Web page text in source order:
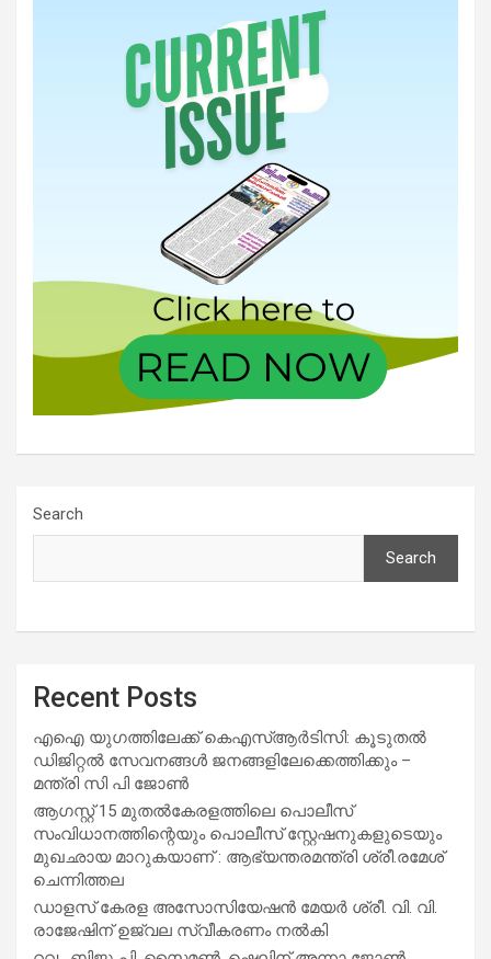
Search
Search
Recent Posts
എഐ യുഗത്തിലേക്ക് കെഎസ്ആർടിസി: കൂടുതൽ
ഡിജിറ്റൽ സേവനങ്ങൾ ജനങ്ങളിലേക്കെത്തിക്കും –
മന്ത്രി സി പി ജോൺ
ആഗസ്റ്റ് 15 മുതല്‍കേരളത്തിലെ പൊലീസ്
സംവിധാനത്തിന്റെയും പൊലീസ് സ്റ്റേഷനുകളുടെയും
മുഖഛായ മാറുകയാണ് : ആഭ്യന്തരമന്ത്രി ശ്രീ.രമേശ്
ചെന്നിത്തല
ഡാളസ് കേരള അസോസിയേഷൻ മേയർ ശ്രീ. വി. വി.
രാജേഷിന് ഉജ്വല സ്വീകരണം നൽകി